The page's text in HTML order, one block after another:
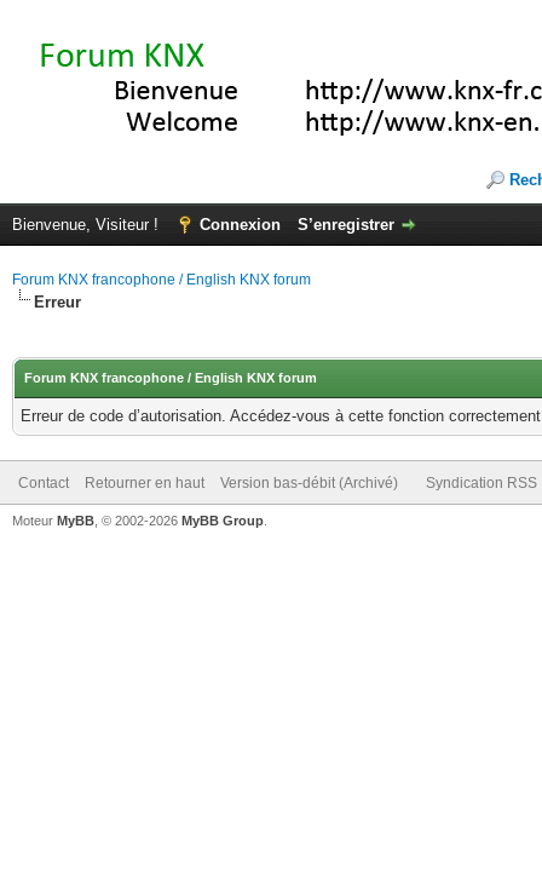
Bienvenue, Visiteur ! Connexion S’enregistrer
Forum KNX francophone / English KNX forum
Erreur
Forum KNX francophone / English KNX forum
Erreur de code d’autorisation. Accédez-vous à cette fonction
Contact Retourner en haut Version bas-débit (Archivé) Syndication RSS
Moteur MyBB , © 2002-2026 MyBB Group